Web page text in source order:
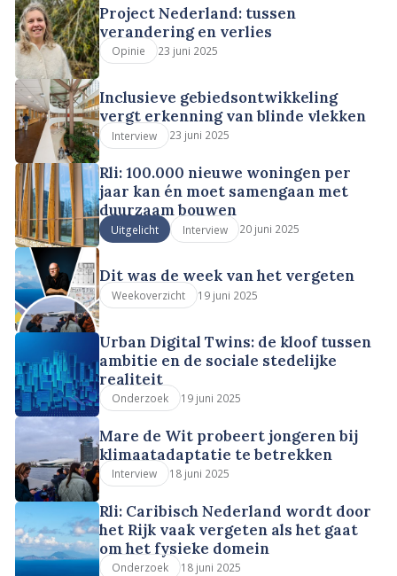
Project Nederland: tussen
verandering en verlies
Opinie 23 juni 2025
Inclusieve gebiedsontwikkeling
vergt erkenning van blinde vlekken
Interview 23 juni 2025
Rli: 100.000 nieuwe woningen per
jaar kan én moet samengaan met
duurzaam bouwen
Uitgelicht Interview 20 juni 2025
Dit was de week van het vergeten
Weekoverzicht 19 juni 2025
Urban Digital Twins: de kloof tussen
ambitie en de sociale stedelijke
realiteit
Onderzoek 19 juni 2025
Mare de Wit probeert jongeren bij
klimaatadaptatie te betrekken
Interview 18 juni 2025
Rli: Caribisch Nederland wordt door
het Rijk vaak vergeten als het gaat
om het fysieke domein
Onderzoek 18 juni 2025